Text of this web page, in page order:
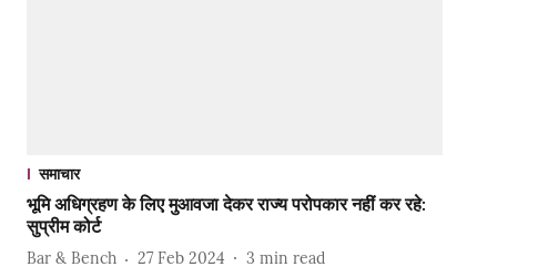
समाचार
भूमि अधिग्रहण के लिए मुआवजा देकर राज्य परोपकार नहीं कर रहे:
सुप्रीम कोर्ट
Bar & Bench 27 Feb 2024 3 min read